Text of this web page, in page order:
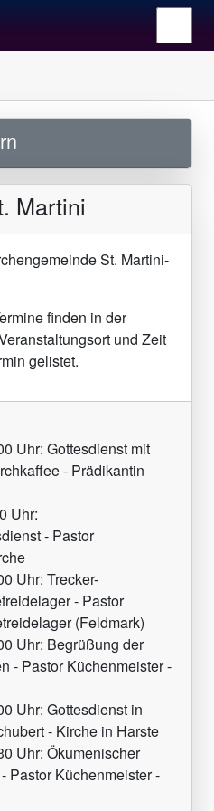
Martini
St. Martini-
finden in der
und Zeit
gelistet.
Uhr: Gottesdienst mit
- Prädikantin
Uhr:
- Pastor
Uhr: Trecker-
- Pastor
(Feldmark)
Uhr: Begrüßung der
- Pastor Küchenmeister -
Uhr: Gottesdienst in
- Kirche in Harste
Uhr: Ökumenischer
Pastor Küchenmeister -